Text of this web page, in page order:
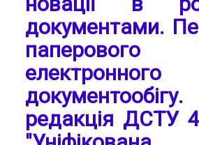
документами.
електронного
редакція ДСТУ